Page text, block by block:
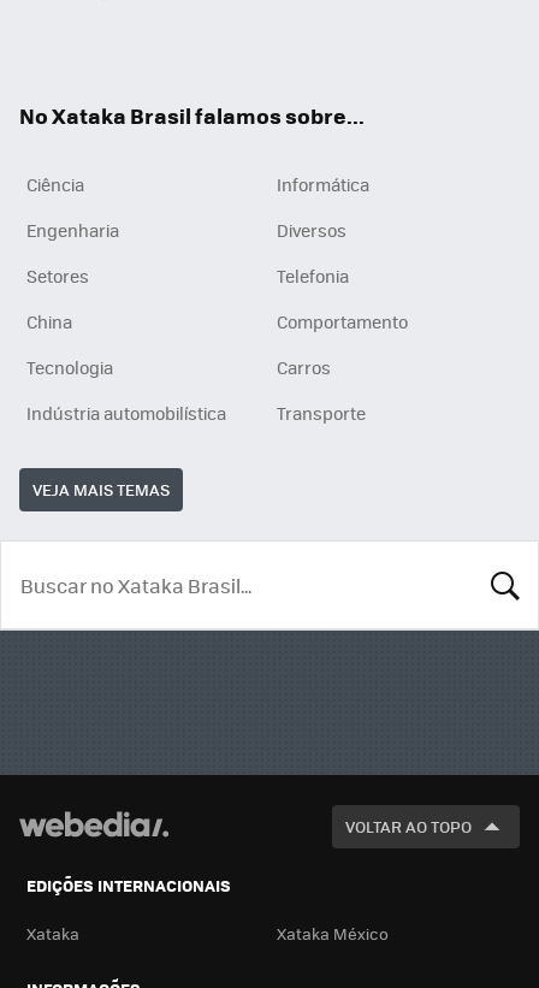
No Xataka Brasil falamos sobre...
Ciência
Informática
Engenharia
Diversos
Setores
Telefonia
China
Comportamento
Tecnologia
Carros
Indústria automobilística
Transporte
VEJA MAIS TEMAS
VOLTAR AO TOPO
EDIÇÕES INTERNACIONAIS
Xataka Xataka México